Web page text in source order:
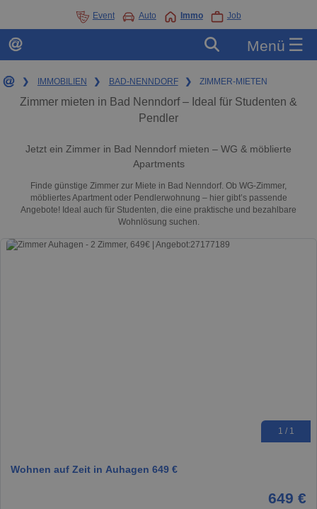
Event Auto Immo Job
Menü ☰
❯ IMMOBILIEN ❯ BAD-NENNDORF ❯ ZIMMER-MIETEN
Zimmer mieten in Bad Nenndorf – Ideal für Studenten &
Pendler
Jetzt ein Zimmer in Bad Nenndorf mieten – WG & möblierte
Apartments
Finde günstige Zimmer zur Miete in Bad Nenndorf. Ob WG-Zimmer,
möbliertes Apartment oder Pendlerwohnung – hier gibt’s passende
Angebote! Ideal auch für Studenten, die eine praktische und bezahlbare
Wohnlösung suchen.
1 / 1
Wohnen auf Zeit in Auhagen 649 €
649 €